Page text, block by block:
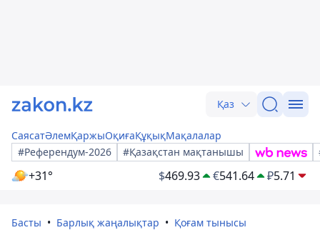
Қаз
СаясатӘлемҚаржыОқиғаҚұқықМақалалар
#Референдум-2026
#Қазақстан мақтанышы
+31° $469.93 €541.64 ₽5.71
Басты Барлық жаңалықтар Қоғам тынысы